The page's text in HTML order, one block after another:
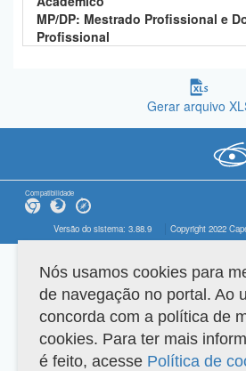
MP/DP: Mestrado Profissional e
Profissional
Gerar arquivo
Compatibilidade
Versão do sistema: 3.88.9 Copyright 2022
Nós usamos cookies para
de navegação no portal. Ao
concorda com a política de
cookies. Para ter mais
é feito, acesse Política de